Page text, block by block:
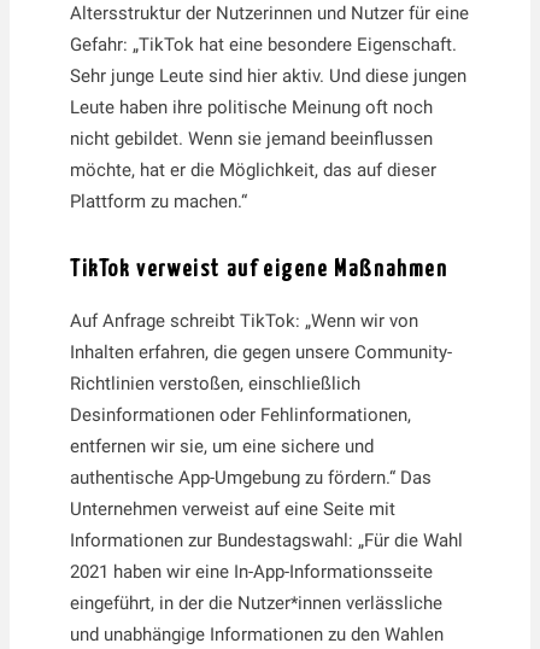
Altersstruktur der Nutzerinnen und Nutzer für eine
Gefahr: „TikTok hat eine besondere Eigenschaft.
Sehr junge Leute sind hier aktiv. Und diese jungen
Leute haben ihre politische Meinung oft noch
nicht gebildet. Wenn sie jemand beeinflussen
möchte, hat er die Möglichkeit, das auf dieser
Plattform zu machen.“
TikTok verweist auf eigene Maßnahmen
Auf Anfrage schreibt TikTok: „Wenn wir von
Inhalten erfahren, die gegen unsere Community-
Richtlinien verstoßen, einschließlich
Desinformationen oder Fehlinformationen,
entfernen wir sie, um eine sichere und
authentische App-Umgebung zu fördern.“ Das
Unternehmen verweist auf eine Seite mit
Informationen zur Bundestagswahl: „Für die Wahl
2021 haben wir eine In-App-Informationsseite
eingeführt, in der die Nutzer*innen verlässliche
und unabhängige Informationen zu den Wahlen